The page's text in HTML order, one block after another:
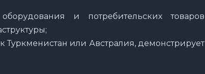
и потребительских товаров
Туркменистан или Австралия, демонстрирует